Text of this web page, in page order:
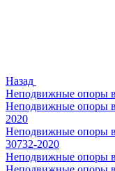
Назад
Неподвижные опоры
Неподвижные
2020
Неподвижные
30732-2020
Неподвижные опоры